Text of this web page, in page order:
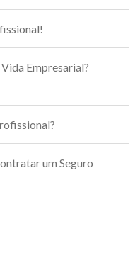
Empresarial?
um Seguro